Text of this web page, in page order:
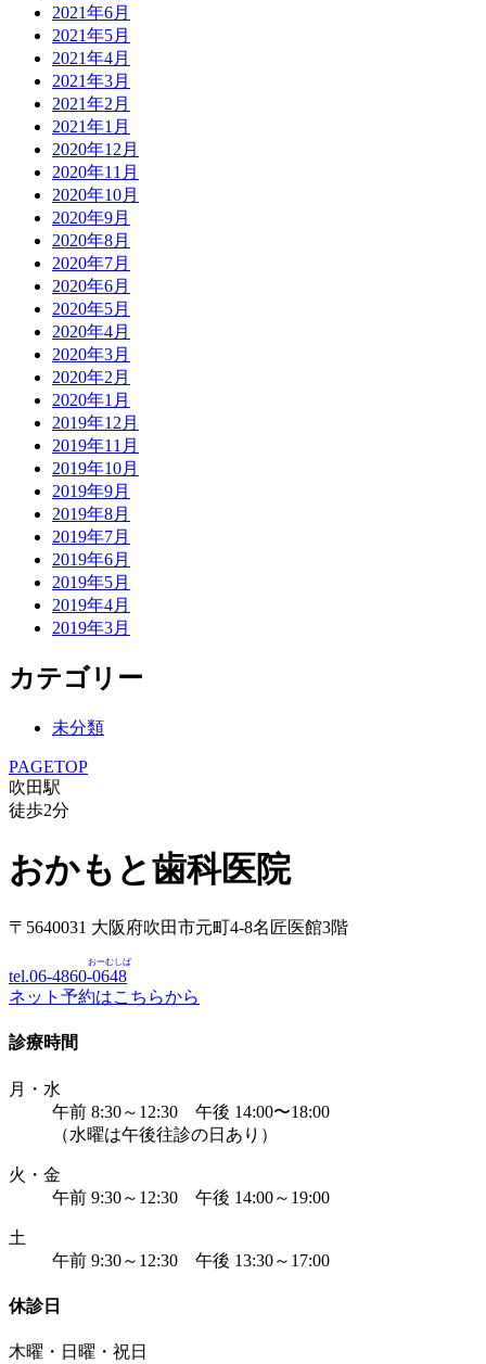
2021年6月
2021年5月
2021年4月
2021年3月
2021年2月
2021年1月
2020年12月
2020年11月
2020年10月
2020年9月
2020年8月
2020年7月
2020年6月
2020年5月
2020年4月
2020年3月
2020年2月
2020年1月
2019年12月
2019年11月
2019年10月
2019年9月
2019年8月
2019年7月
2019年6月
2019年5月
2019年4月
2019年3月
カテゴリー
未分類
PAGETOP
吹田駅
徒歩2分
おかもと歯科医院
〒5640031 大阪府吹田市元町4-8名匠医館3階
tel.06-4860-0648
おーむしば
ネット予約はこちらから
診療時間
月・水
午前 8:30～12:30 午後 14:00〜18:00
（水曜は午後往診の日あり）
火・金
午前 9:30～12:30 午後 14:00～19:00
土
午前 9:30～12:30 午後 13:30～17:00
休診日
木曜・日曜・祝日